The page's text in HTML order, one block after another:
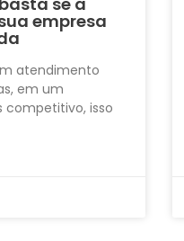
empresa
atendimento
em um
competitivo, isso